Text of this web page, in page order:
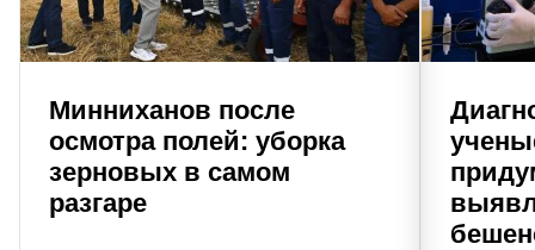
Минниханов после
осмотра полей: уборка
зерновых в самом
разгаре